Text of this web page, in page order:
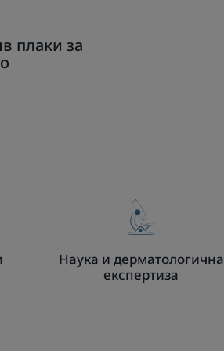
плаки за
Наука и дерматологична
експертиза